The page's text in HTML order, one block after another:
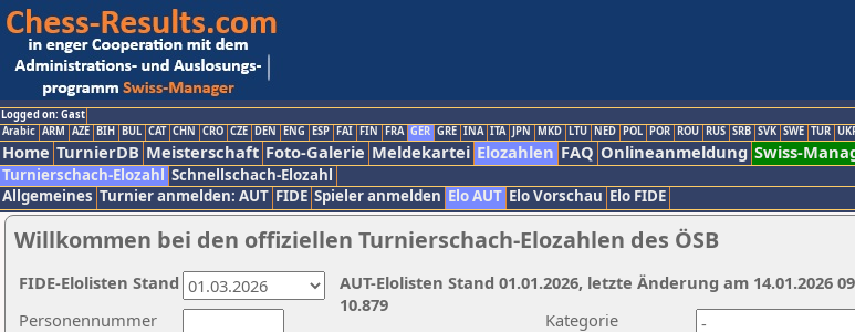
Logged on: Gast
Arabic ARM AZE BIH BUL CAT CHN CRO CZE DEN ENG ESP FAI FIN FRA GER GRE INA ITA JPN MKD LTU NED POL POR ROU RUS SRB SVK SWE TUR
Home TurnierDB Meisterschaft Foto-Galerie Meldekartei Elozahlen FAQ Onlineanmeldung Swiss-
Turnierschach-Elozahl Schnellschach-Elozahl
Allgemeines Turnier anmelden: AUT FIDE Spieler anmelden Elo AUT Elo Vorschau Elo FIDE
Willkommen bei den offiziellen Turnierschach-Elozahlen des ÖSB
Kategorie
Personennummer
AUT-Elolisten Stand 01.01.2026, letzte Änderung am 14.01.2026
10.879
FIDE-Elolisten Stand